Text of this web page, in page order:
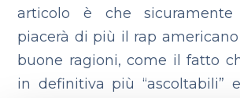
articolo è che
piacerà di più il rap
buone ragioni, come il fatto
in definitiva più “ascoltabili”